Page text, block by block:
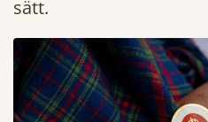
sätt.